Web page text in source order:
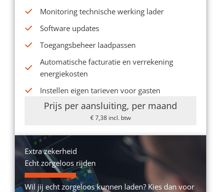
Monitoring technische werking lader
Software updates
Toegangsbeheer laadpassen
Automatische facturatie en verrekening
energiekosten
Instellen eigen tarieven voor gasten
Prijs per aansluiting, per maand
€ 7,38 incl. btw
Extra zekerheid
Echt zorgeloos rijden
Wil jij echt zorgeloos kunnen laden? Kies dan voor